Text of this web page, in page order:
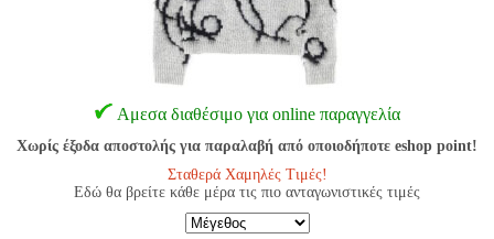
Αμεσα διαθέσιμο για online παραγγελία
Χωρίς έξοδα αποστολής για παραλαβή από οποιοδήποτε eshop point!
Σταθερά Χαμηλές Τιμές!
Εδώ θα βρείτε κάθε μέρα τις πιο ανταγωνιστικές τιμές